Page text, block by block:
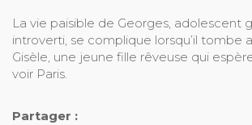
La vie paisible de Georges, adolescent
introverti, se complique lorsqu’il tombe
Gisèle, une jeune fille rêveuse qui
voir Paris.
Partager :